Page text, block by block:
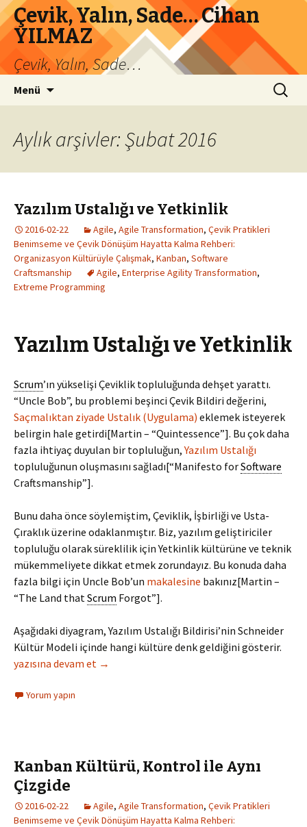
Çevik, Yalın, Sade… Cihan
YILMAZ
Çevik, Yalın, Sade…
Menü Arama:
Aylık arşivler: Şubat 2016
Yazılım Ustalığı ve Yetkinlik
2016-02-22 Agile, Agile Transformation, Çevik Pratikleri
Benimseme ve Çevik Dönüşüm Hayatta Kalma Rehberi:
Organizasyon Kültürüyle Çalışmak, Kanban, Software
Craftsmanship
Agile, Enterprise Agility Transformation,
Extreme Programming
Yazılım Ustalığı ve Yetkinlik
Scrum’ın yükselişi Çeviklik topluluğunda dehşet yarattı.
“Uncle Bob”, bu problemi beşinci Çevik Bildiri değerini,
Saçmalıktan ziyade Ustalık (Uygulama) eklemek isteyerek
belirgin hale getirdi[Martin – “Quintessence”]. Bu çok daha
fazla ihtiyaç duyulan bir topluluğun,Yazılım Ustalığı
topluluğunun oluşmasını sağladı[“Manifesto forSoftware
Craftsmanship”].
Bunu daha önce söylemiştim, Çeviklik, İşbirliği ve Usta-
Çıraklık üzerine odaklanmıştır. Biz, yazılım geliştiriciler
topluluğu olarak süreklilik için Yetkinlik kültürüne ve teknik
mükemmeliyete dikkat etmek zorundayız. Bu konuda daha
fazla bilgi için Uncle Bob’un makalesine bakınız[Martin –
“The Land thatScrum Forgot”].
Aşağıdaki diyagram, Yazılım Ustalığı Bildirisi’nin Schneider
Kültür Modeli içinde hangi kültüre denk geldiğini gösterir.
Yazılım Ustalığı ve Yetkinlik
yazısına devam et →
Yorum yapın
Kanban Kültürü, Kontrol ile Aynı
Çizgide
2016-02-22 Agile, Agile Transformation, Çevik Pratikleri
Benimseme ve Çevik Dönüşüm Hayatta Kalma Rehberi: